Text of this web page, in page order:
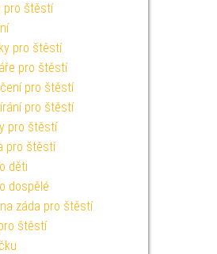
pro štěstí
pro štěstí
pro štěstí
pro štěstí
pro štěstí
pro štěstí
pro štěstí
děti
dospělé
záda pro štěstí
štěstí